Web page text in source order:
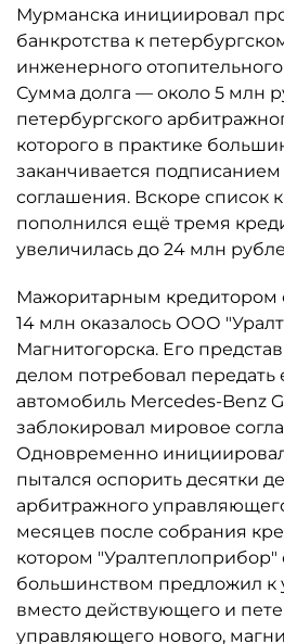
Мурманска инициировал
банкротства к
инженерного
Сумма долга — около 5 млн
петербургского
которого в практике
заканчивается
соглашения. Вскоре список
пополнился ещё тремя
увеличилась до 24 млн
Мажоритарным кредитором
14 млн оказалось ООО
Магнитогорска. Его
делом потребовал передать
автомобиль Mercedes-Benz
заблокировал мировое
Одновременно
пытался оспорить десятки
арбитражного
месяцев после собрания
котором "Уралтеплоприбор"
большинством предложил к
вместо действующего и
управляющего нового,